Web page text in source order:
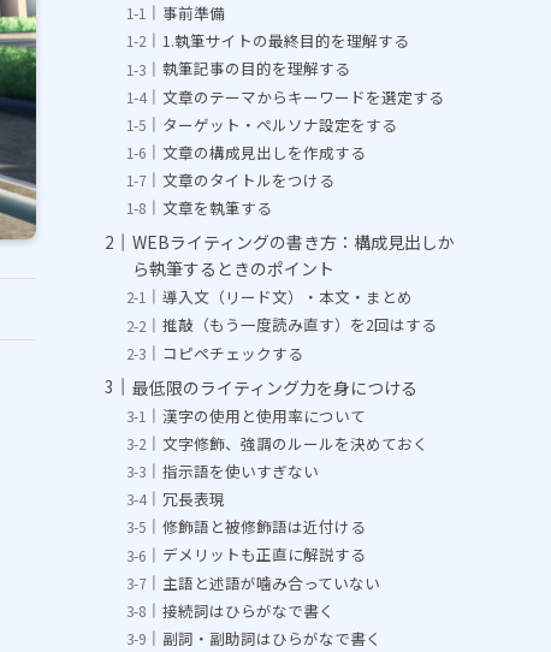
事前準備
1.執筆サイトの最終目的を理解する
執筆記事の目的を理解する
文章のテーマからキーワードを選定する
ターゲット・ペルソナ設定をする
文章の構成見出しを作成する
文章のタイトルをつける
文章を執筆する
WEBライティングの書き方：構成見出しか
ら執筆するときのポイント
導入文（リード文）・本文・まとめ
推敲（もう一度読み直す）を2回はする
コピペチェックする
最低限のライティング力を身につける
漢字の使用と使用率について
文字修飾、強調のルールを決めておく
指示語を使いすぎない
冗長表現
修飾語と被修飾語は近付ける
デメリットも正直に解説する
主語と述語が噛み合っていない
接続詞はひらがなで書く
副詞・副助詞はひらがなで書く